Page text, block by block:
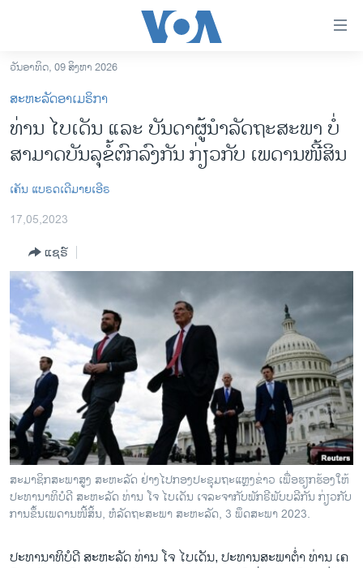
ເຂົ້າ
ຫາ
ຂ້າມ
ຂ້າມ
ຂ້າມ
ຫາ
ຊອກ
ຄົ້ນ
ລາວ
ການເລືອກຕັ້ງ ປະທານາທີບໍດີ ສະຫະລັດ 2024
ໂລກ
ເອເຊຍ
ອິດສະຫຼະພາບດ້ານການຂ່າວ
ຊີວິດຊາວລາວ
ຊຸມຊົນຊາວລາວ
ວິທະຍາສາດ-ເທັກໂນໂລຈີ
ທຸລະກິດ
ພາສາອັງກິດ
ວີດີໂອ
ສຽງ
ລາຍການກະຈາຍສຽງ
ລາຍງານ
ວັນອາທິດ, 09 ສິງຫາ 2026
ສະຫະລັດອາເມຣິກາ
ທ່ານ ໄບ​ເດັນ ແລະ ບັນ​ດາ​ຜູ້​ນຳ​ລັດ​ຖະ​ສະ​ພາ ບໍ່​
ສາ​ມາດ​ບັນ​ລຸ​ຂໍ້​ຕົກ​ລົງກັນ ກ່ຽວ​ກັບ ເພ​ດານ​ໜີ້​ສິນ
ເຄັນ ແບຣດເດີມາຍເອີຣ
17,05,2023
ແຊຣ໌
​ສະ​ມາ​ຊິກ​ສະ​ພາ​ສູງ ສະ​ຫະ​ລັດ ຢ່າງ​ໄປ​ກອງ​ປະ​ຊຸມ​ຖະ​ແຫຼງ​ຂ່າວ ເພື່ອ​ຮຽກ​ຮ້ອງ​ໃຫ້​
ປະ​ທາ​ນາ​ທິ​ບໍ​ດີ ສະ​ຫະ​ລັດ ທ່ານ ໂຈ ໄບ​ເດັນ ເຈ​ລະ​ຈາ​ກັບ​ພັກ​ຣີ​ພັບ​ບ​ລີ​ກັນ ກ່ຽວ​ກັບ
ການ​ຂຶ້ນ​ເພ​ດານ​ໜີ້ສິ້ນ, ຫໍ​ລັດ​ຖ​ະ​ສະ​ພາ ສະ​ຫະ​ລ​ັດ, 3 ພຶດ​ສະ​ພາ 2023.
ປະ​ທາ​ນາ​ທິ​ບໍ​ດີ ສະ​ຫະ​ລັດ ທ່ານ ໂຈ ໄບ​ເດັນ, ປະ​ທານ​ສະ​ພາ​ຕ່ຳ ທ່ານ ເຄ